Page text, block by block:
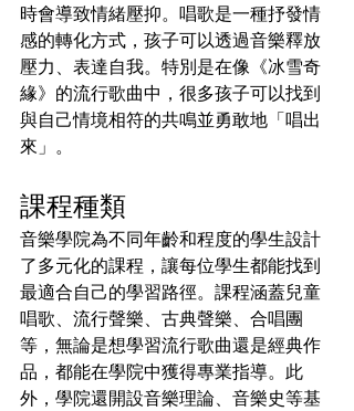
時會導致情緒壓抑。唱歌是一種抒發情
感的轉化方式，孩子可以透過音樂釋放
壓力、表達自我。特別是在像《冰雪奇
緣》的流行歌曲中，很多孩子可以找到
與自己情境相符的共鳴並勇敢地「唱出
來」。
課程種類
音樂學院為不同年齡和程度的學生設計
了多元化的課程，讓每位學生都能找到
最適合自己的學習路徑。課程涵蓋兒童
唱歌、流行聲樂、古典聲樂、合唱團
等，無論是想學習流行歌曲還是經典作
品，都能在學院中獲得專業指導。此
外，學院還開設音樂理論、音樂史等基